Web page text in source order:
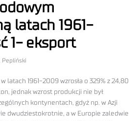
latach 1961-
1- eksport
Pepliński
latach 1961-2009 wzrosła o 329% z 24,80
jednak wzrost produkcji nie był
kontynentach, gdyż np. w Azji
dwudziestokrotnie, a w Europie zaledwie